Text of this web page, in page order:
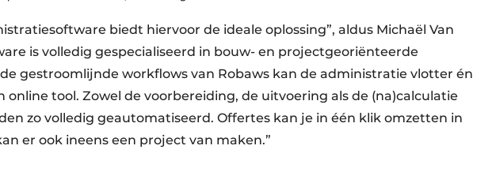
biedt hiervoor de ideale oplossing”, aldus Michaël Van
is volledig gespecialiseerd in bouw- en projectgeoriënteerde
gestroomlijnde workflows van Robaws kan de administratie vlotter én
online tool. Zowel de voorbereiding, de uitvoering als de (na)calculatie
zo volledig geautomatiseerd. Offertes kan je in één klik omzetten in
er ook ineens een project van maken.”